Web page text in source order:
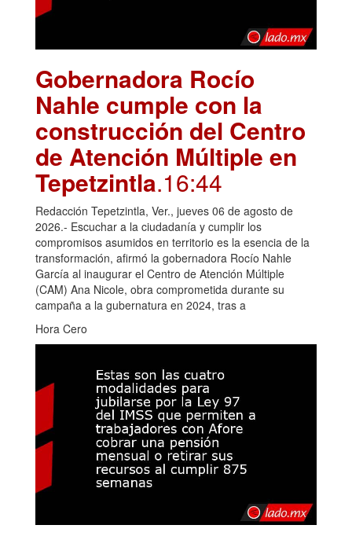
Gobernadora Rocío
Nahle cumple con la
construcción del Centro
de Atención Múltiple en
Tepetzintla.16:44
Redacción Tepetzintla, Ver., jueves 06 de agosto de
2026.- Escuchar a la ciudadanía y cumplir los
compromisos asumidos en territorio es la esencia de la
transformación, afirmó la gobernadora Rocío Nahle
García al inaugurar el Centro de Atención Múltiple
(CAM) Ana Nicole, obra comprometida durante su
campaña a la gubernatura en 2024, tras a
Hora Cero